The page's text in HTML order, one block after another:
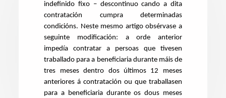
indefinido fixo – descontinuo cando a dita
contratación cumpra determinadas
condicións. Neste mesmo artigo obsérvase a
seguinte modificación: a orde anterior
impedía contratar a persoas que tivesen
traballado para a beneficiaria durante máis de
tres meses dentro dos últimos 12 meses
anteriores á contratación ou que traballasen
para a beneficiaria durante os dous meses